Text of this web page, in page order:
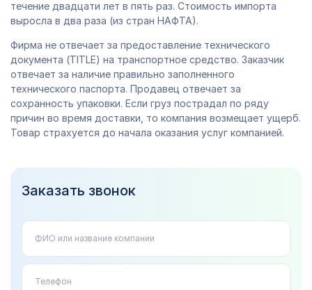
течение двадцати лет в пять раз. Стоимость импорта
выросла в два раза (из стран НАФТА).
Фирма не отвечает за предоставление технического
документа (TITLE) на транспортное средство. Заказчик
отвечает за наличие правильно заполненного
технического паспорта. Продавец отвечает за
сохранность упаковки. Если груз пострадал по ряду
причин во время доставки, то компания возмещает ущерб.
Товар страхуется до начала оказания услуг компанией.
Заказать звонок